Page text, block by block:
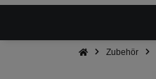
Zubehör